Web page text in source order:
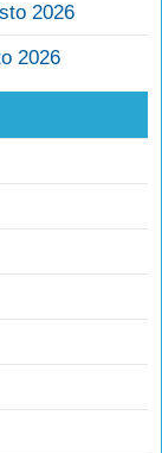
2026
2026